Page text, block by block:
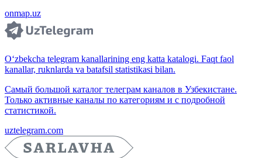
onmap.uz
O‘zbekcha telegram kanallarining eng katta katalogi. Faqt faol
kanallar, ruknlarda va batafsil statistikasi bilan.
Самый большой каталог телеграм каналов в Узбекистане.
Только активные каналы по категориям и с подробной
статистикой.
uztelegram.com